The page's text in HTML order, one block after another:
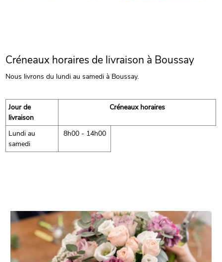
Créneaux horaires de livraison à Boussay
Nous livrons du lundi au samedi à Boussay.
Jour de
livraison
Créneaux horaires
Lundi au
samedi
8h00 - 14h00